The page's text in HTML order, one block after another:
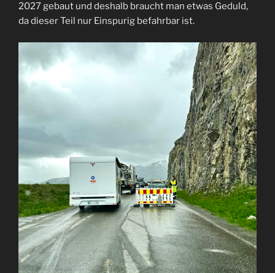
2027 gebaut und deshalb braucht man etwas Geduld,
da dieser Teil nur Einspurig befahrbar ist.